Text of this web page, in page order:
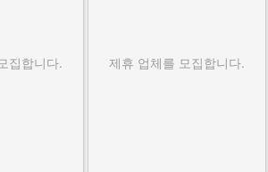
집합니다. 제휴 업체를 모집합니다.